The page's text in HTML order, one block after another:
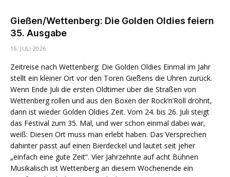
Gießen/Wettenberg: Die Golden Oldies feiern
35. Ausgabe
16. JULI 2026
Zeitreise nach Wettenberg: Die Golden Oldies Einmal im Jahr
stellt ein kleiner Ort vor den Toren Gießens die Uhren zurück.
Wenn Ende Juli die ersten Oldtimer über die Straßen von
Wettenberg rollen und aus den Boxen der Rock’n’Roll dröhnt,
dann ist wieder Golden Oldies Zeit. Vom 24. bis 26. Juli steigt
das Festival zum 35. Mal, und wer schon einmal dabei war,
weiß: Diesen Ort muss man erlebt haben. Das Versprechen
dahinter passt auf einen Bierdeckel und lautet seit jeher
„einfach eine gute Zeit“. Vier Jahrzehnte auf acht Bühnen
Musikalisch ist Wettenberg an diesem Wochenende ein